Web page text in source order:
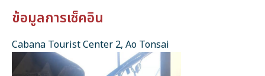
ข้อมูลการเช็คอิน
Cabana Tourist Center 2, Ao Tonsai